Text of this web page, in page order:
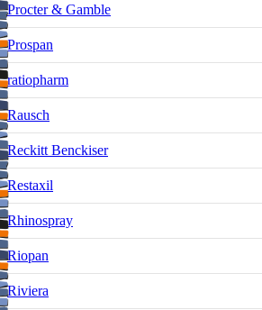
Procter & Gamble
Prospan
ratiopharm
Rausch
Reckitt Benckiser
Restaxil
Rhinospray
Riopan
Riviera